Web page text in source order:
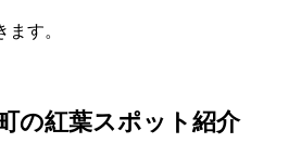
す。
の紅葉スポット紹介